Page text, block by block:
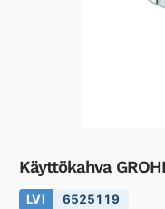
Käyttökahva
LVI 6525119